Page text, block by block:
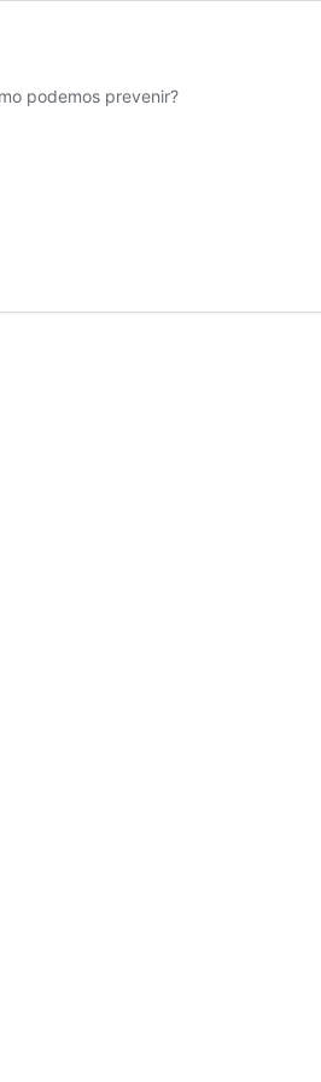
podemos prevenir?